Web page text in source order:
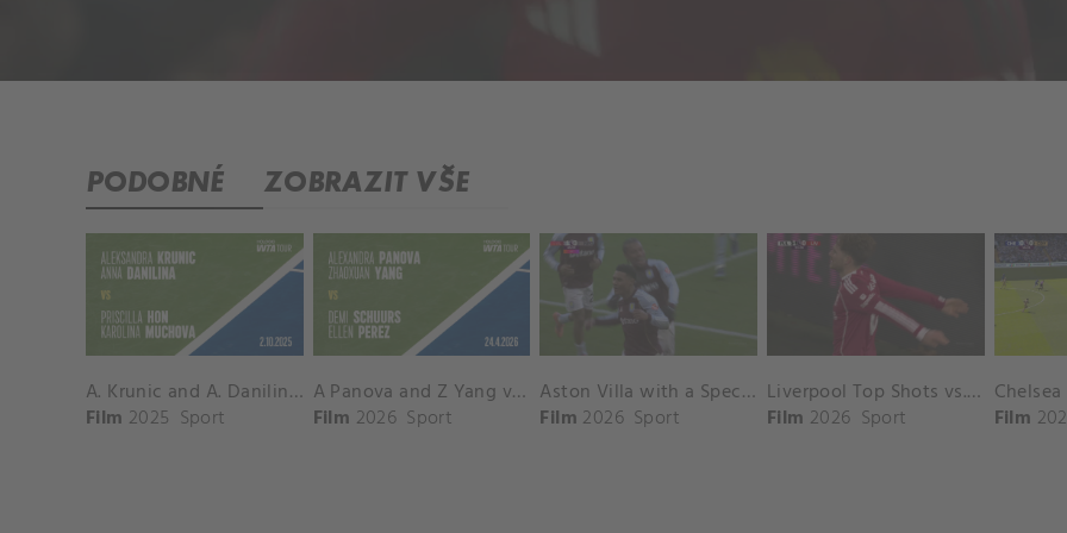
PODOBNÉ ZOBRAZIT VŠE
A. Krunic and A. Danilina vs. P. Hon and K. Muchova Match Highlights - BEIJING_Capital Group Diamond ( October 02, 2025)
Film 2025 Sport
A Panova and Z Yang vs D Schuurs and E Perez Match Highlights - MADRID_Court 8 ( April 24, 2026)
Film 2026 Sport
Aston Villa with a Spectacular Goal vs. Nottingham Forest
Film 2026 Sport
Liverpool Top Shots vs. Fulham
Film 2026 Sport Film